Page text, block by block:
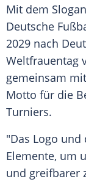
Mit dem Slogan
Deutsche
2029 nach
Weltfrauentag
gemeinsam
Motto für die
Turniers.
"Das Logo und
Elemente, um
und greifbarer